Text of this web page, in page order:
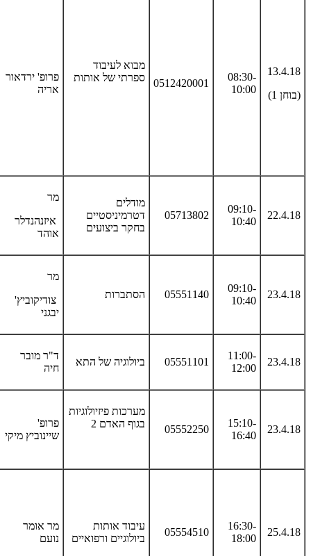
13.4.18
(בוחן 1)
08:30-
10:00
0512420001
מבוא לעיבוד
ספרתי של אותות
פרופ' ירדאור
אריה
22.4.18
09:10-
10:40
05713802
מודלים
דטרמיניסטיים
בחקר ביצועים
מר
איזנהנדלר
אוהד
23.4.18
09:10-
10:40
05551140 הסתברות
מר
צודיקוביץ'
יבגני
23.4.18
11:00-
12:00
05551101 ביולוגיה של התא
ד"ר מובר
חיה
23.4.18
15:10-
16:40
05552250
מערכות פיזיולוגיות
בגוף האדם 2
פרופ'
שיינוביץ מיקי
25.4.18
16:30-
18:00
05554510
עיבוד אותות
ביולוגיים ורפואיים
מר אומר
נועם